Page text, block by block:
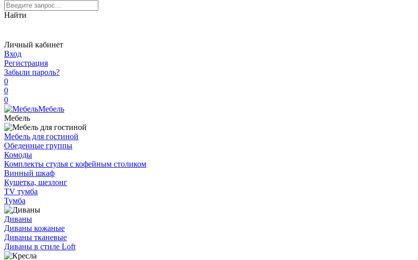
Найти
Личный кабинет
Вход
Регистрация
Забыли пароль?
0
0
0
Мебель
Мебель
Мебель для гостиной
Обеденные группы
Комоды
Комплекты стулья с кофейным столиком
Винный шкаф
Кушетка, шезлонг
TV тумба
Тумба
Диваны
Диваны кожаные
Диваны тканевые
Диваны в стиле Loft